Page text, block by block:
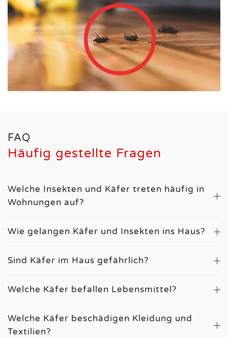
FAQ
Häufig gestellte Fragen
Welche Insekten und Käfer treten häufig in
Wohnungen auf?
Wie gelangen Käfer und Insekten ins Haus?
Sind Käfer im Haus gefährlich?
Welche Käfer befallen Lebensmittel?
Welche Käfer beschädigen Kleidung und
Textilien?